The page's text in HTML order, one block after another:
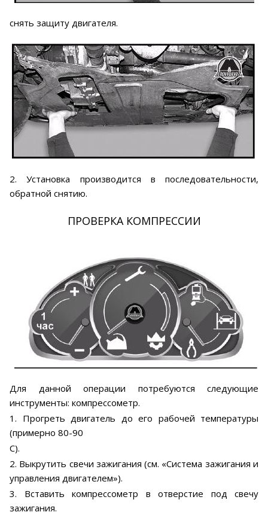
снять защиту двигателя.
2. Установка производится в последовательности,
обратной снятию.
ПРОВЕРКА КОМПРЕССИИ
Для данной операции потребуются следующие
инструменты: компрессометр.
1. Прогреть двигатель до его рабочей температуры
(примерно 80-90
С).
2. Выкрутить свечи зажигания (см. «Система зажигания и
управления двигателем»).
3. Вставить компрессометр в отверстие под свечу
зажигания.